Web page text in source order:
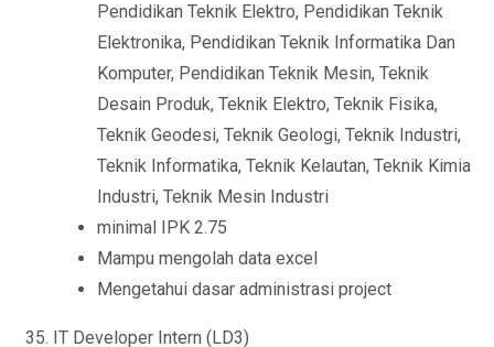
Pendidikan Teknik Elektro, Pendidikan Teknik
Elektronika, Pendidikan Teknik Informatika Dan
Komputer, Pendidikan Teknik Mesin, Teknik
Desain Produk, Teknik Elektro, Teknik Fisika,
Teknik Geodesi, Teknik Geologi, Teknik Industri,
Teknik Informatika, Teknik Kelautan, Teknik Kimia
Industri, Teknik Mesin Industri
minimal IPK 2.75
Mampu mengolah data excel
Mengetahui dasar administrasi project
IT Developer Intern (LD3)